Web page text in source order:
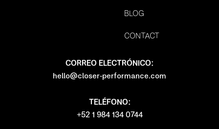
BLOG
CONTACT
CORREO ELECTRÓNICO:
hello@closer-performance.com
TELÉFONO:
+52 1 984 134 0744